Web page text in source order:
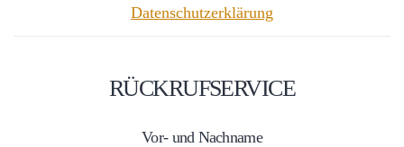
Datenschutzerklärung
RÜCKRUFSERVICE
Vor- und Nachname